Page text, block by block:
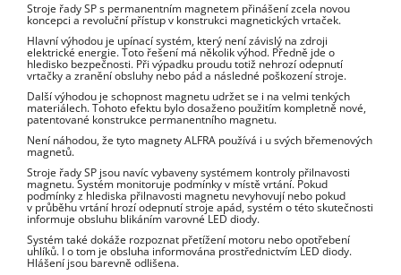
Stroje řady SP s permanentním magnetem přinášení zcela novou
koncepci a revoluční přístup v konstrukci magnetických vrtaček.
Hlavní výhodou je upínací systém, který není závislý na zdroji
elektrické energie. Toto řešení má několik výhod. Předně jde o
hledisko bezpečnosti. Při výpadku proudu totiž nehrozí odepnutí
vrtačky a zranění obsluhy nebo pád a následné poškození stroje.
Další výhodou je schopnost magnetu udržet se i na velmi tenkých
materiálech. Tohoto efektu bylo dosaženo použitím kompletně nové,
patentované konstrukce permanentního magnetu.
Není náhodou, že tyto magnety ALFRA používá i u svých břemenových
magnetů.
Stroje řady SP jsou navíc vybaveny systémem kontroly přilnavosti
magnetu. Systém monitoruje podmínky v místě vrtání. Pokud
podmínky z hlediska přilnavosti magnetu nevyhovují nebo pokud
v průběhu vrtání hrozí odepnutí stroje apád, systém o této skutečnosti
informuje obsluhu blikáním varovné LED diody.
Systém také dokáže rozpoznat přetížení motoru nebo opotřebení
uhlíků. I o tom je obsluha informována prostřednictvím LED diody.
Hlášení jsou barevně odlišena.